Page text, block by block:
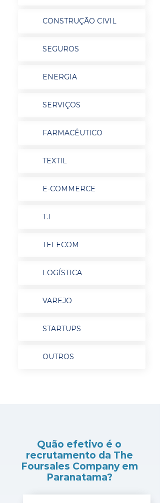
CONSTRUÇÃO CIVIL
SEGUROS
ENERGIA
SERVIÇOS
FARMACÊUTICO
TEXTIL
E-COMMERCE
T.I
TELECOM
LOGÍSTICA
VAREJO
STARTUPS
OUTROS
Quão efetivo é o
recrutamento da The
Foursales Company em
Paranatama?